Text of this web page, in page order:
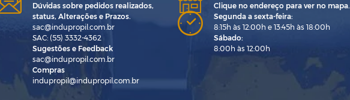
Dúvidas sobre pedidos realizados,
status, Alterações e Prazos.
sac@indupropil.com.br
SAC: (55) 3332-4362
Sugestões e Feedback
sac@indupropil.com.br
Compras
indupropil@indupropil.com.br
Clique no endereço para ver no mapa.
Segunda a sexta-feira:
8:15h às 12:00h e 13:45h às 18:00h
Sábado:
8:00h às 12:00h